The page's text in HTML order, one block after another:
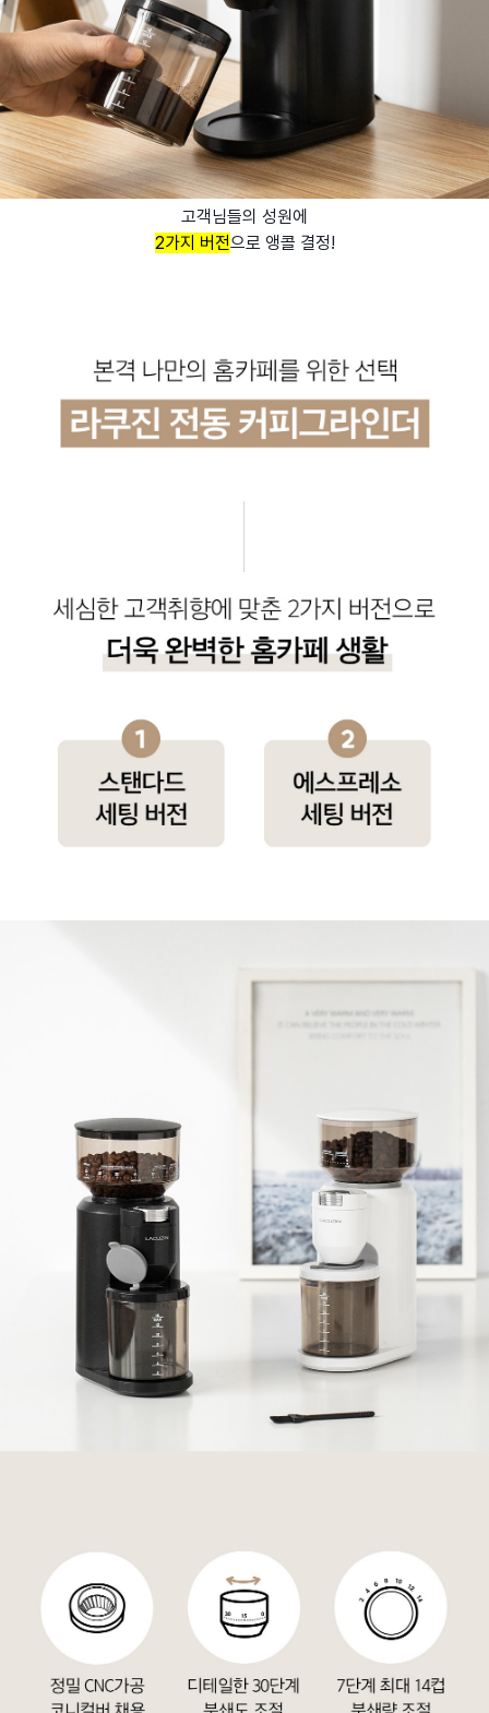
고객님들의 성원에
2가지 버전으로 앵콜 결정!